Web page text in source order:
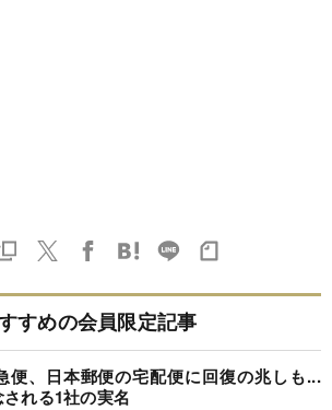
すめの会員限定記事
便、日本郵便の宅配便に回復の兆しも...
される1社の実名